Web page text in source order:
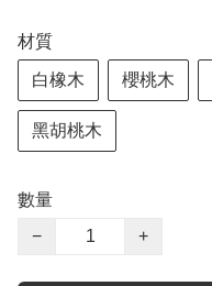
材質
白橡木 櫻桃木
黑胡桃木
數量
−
+